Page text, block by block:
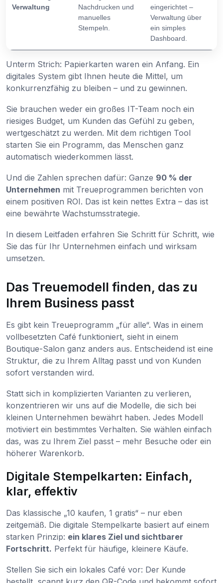
Verwaltung
Nachdrucken und
manuelles
Stempeln.
eingerichtet –
Verwaltung über
ein simples
Dashboard.
Unterm Strich: Papierkarten waren ein Anfang. Ein
digitales System gibt Ihnen heute die Mittel, um
konkurrenzfähig zu bleiben – und zu gewinnen.
Sie brauchen weder ein großes IT-Team noch ein
riesiges Budget, um Kunden das Gefühl zu geben,
wertgeschätzt zu werden. Mit dem richtigen Tool
starten Sie ein Programm, das Menschen ganz
automatisch wiederkommen lässt.
Und die Zahlen sprechen dafür: Ganze 90 % der
Unternehmen mit Treueprogrammen berichten von
einem positiven ROI. Das ist kein nettes Extra – das ist
eine bewährte Wachstumsstrategie.
In diesem Leitfaden erfahren Sie Schritt für Schritt, wie
Sie das für Ihr Unternehmen einfach und wirksam
umsetzen.
Das Treuemodell finden, das zu
Ihrem Business passt
Es gibt kein Treueprogramm „für alle“. Was in einem
vollbesetzten Café funktioniert, sieht in einem
Boutique-Salon ganz anders aus. Entscheidend ist eine
Struktur, die zu Ihrem Alltag passt und von Kunden
sofort verstanden wird.
Statt sich in komplizierten Varianten zu verlieren,
konzentrieren wir uns auf die Modelle, die sich bei
kleinen Unternehmen bewährt haben. Jedes Modell
motiviert ein bestimmtes Verhalten. Sie wählen einfach
das, was zu Ihrem Ziel passt – mehr Besuche oder ein
höherer Warenkorb.
Digitale Stempelkarten: Einfach,
klar, effektiv
Das klassische „10 kaufen, 1 gratis“ – nur eben
zeitgemäß. Die digitale Stempelkarte basiert auf einem
starken Prinzip: ein klares Ziel und sichtbarer
Fortschritt. Perfekt für häufige, kleinere Käufe.
Stellen Sie sich ein lokales Café vor: Der Kunde